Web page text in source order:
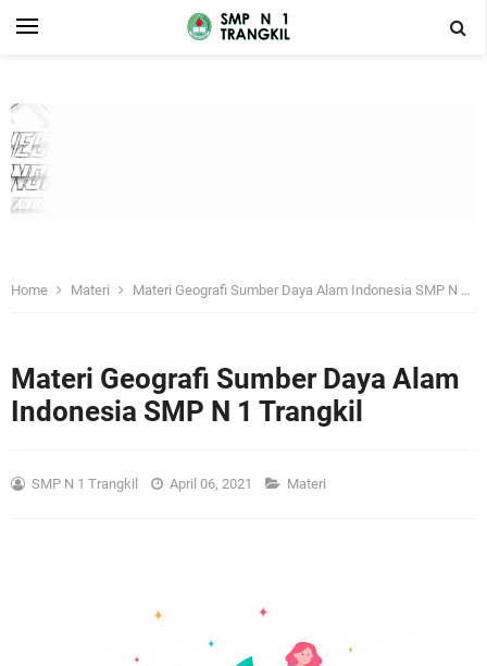
Home Materi Materi Geografi Sumber Daya Alam Indonesia SMP N 1 Trangkil
Materi Geografi Sumber Daya Alam
Indonesia SMP N 1 Trangkil
SMP N 1 Trangkil April 06, 2021 Materi